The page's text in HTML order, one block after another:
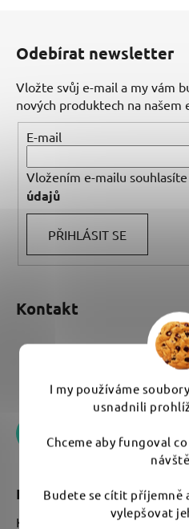
I my používáme
usnadnili
Chceme aby fungoval
Budete se cítit příjemně
vylepšovat
Odebírat newsletter
Vložte svůj e-mail a my vám
nových produktech na našem
E-mail
Vložením e-mailu souhlasíte
údajů
PŘIHLÁSIT SE
Kontakt
eshop@umyem.com
+420 776 170 751
Informace pro vás
Kontakty